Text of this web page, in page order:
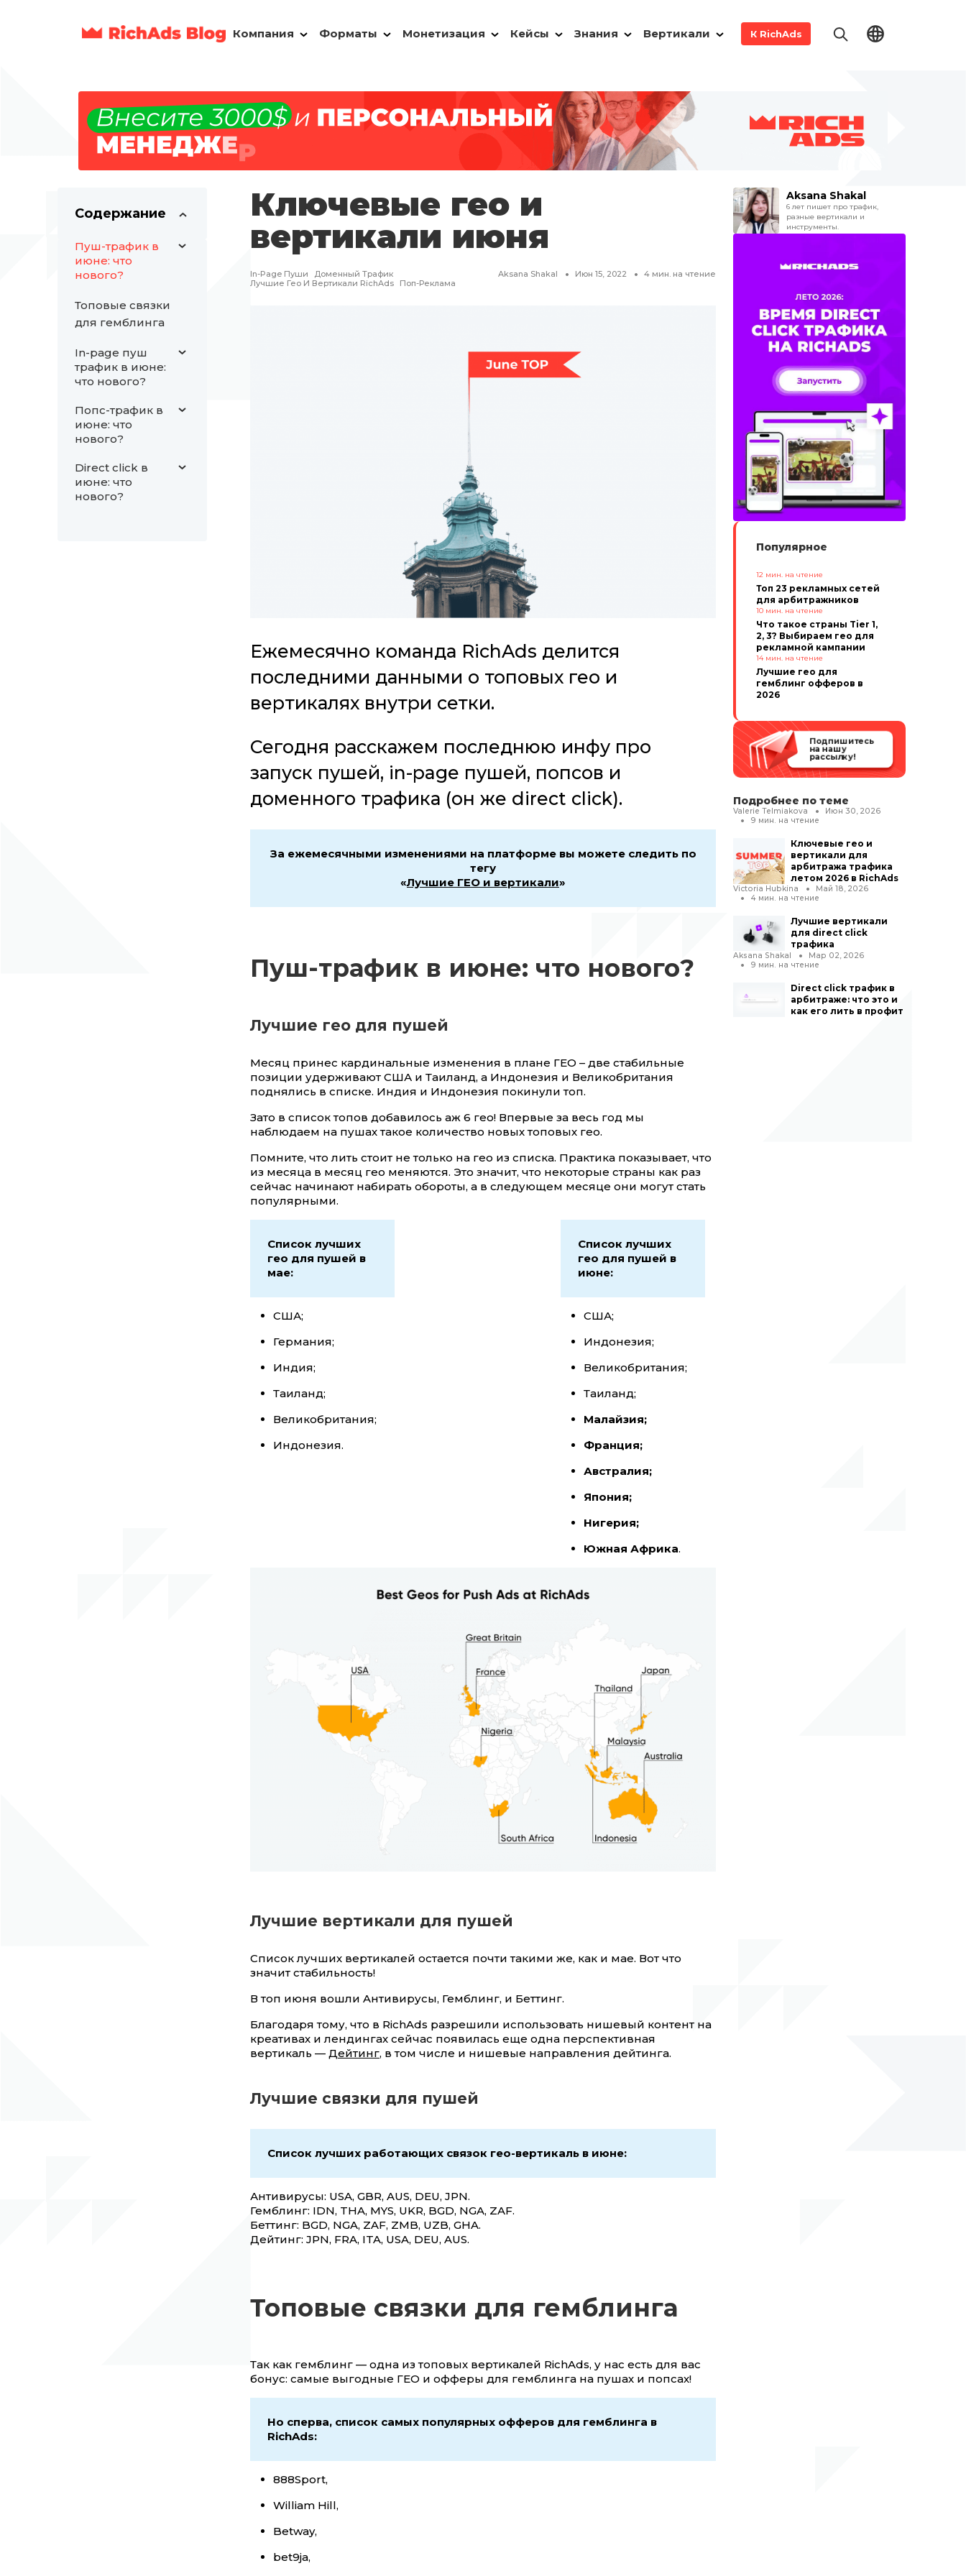
Компания Форматы Монетизация Кейсы Знания Вертикали К RichAds
Содержание
Пуш-трафик в
июне: что
нового?
Топовые связки
для гемблинга
In-page пуш
трафик в июне:
что нового?
Попс-трафик в
июне: что
нового?
Direct click в
июне: что
нового?
Ключевые гео и
вертикали июня
In-Page Пуши
Доменный Трафик
Лучшие Гео И Вертикали RichAds
Поп-Реклама
Aksana Shakal Июн 15, 2022 4 мин. на чтение
Ежемесячно команда RichAds делится
последними данными о топовых гео и
вертикалях внутри сетки.
Сегодня расскажем последнюю инфу про
запуск пушей, in-page пушей, попсов и
доменного трафика (он же direct click).
За ежемесячными изменениями на платформе вы можете следить по
тегу
«Лучшие ГЕО и вертикали»
Пуш-трафик в июне: что нового?
Лучшие гео для пушей
Месяц принес кардинальные изменения в плане ГЕО – две стабильные
позиции удерживают США и Таиланд, а Индонезия и Великобритания
поднялись в списке. Индия и Индонезия покинули топ.
Зато в список топов добавилось аж 6 гео! Впервые за весь год мы
наблюдаем на пушах такое количество новых топовых гео.
Помните, что лить стоит не только на гео из списка. Практика показывает, что
из месяца в месяц гео меняются. Это значит, что некоторые страны как раз
сейчас начинают набирать обороты, а в следующем месяце они могут стать
популярными.
Список лучших
гео для пушей в
мае:
США;
Германия;
Индия;
Таиланд;
Великобритания;
Индонезия.
Список лучших
гео для пушей в
июне:
США;
Индонезия;
Великобритания;
Таиланд;
Малайзия;
Франция;
Австралия;
Япония;
Нигерия;
Южная Африка.
Лучшие вертикали для пушей
Список лучших вертикалей остается почти такими же, как и мае. Вот что
значит стабильность!
В топ июня вошли Aнтивирусы, Гемблинг, и Беттинг.
Благодаря тому, что в RichAds разрешили использовать нишевый контент на
креативах и лендингах сейчас появилась еще одна перспективная
вертикаль — Дейтинг, в том числе и нишевые направления дейтинга.
Лучшие связки для пушей
Список лучших работающих связок гео-вертикаль в июне:
Антивирусы: USA, GBR, AUS, DEU, JPN.
Гемблинг: IDN, THA, MYS, UKR, BGD, NGA, ZAF.
Беттинг: BGD, NGA, ZAF, ZMB, UZB, GHA.
Дейтинг: JPN, FRA, ITA, USA, DEU, AUS.
Топовые связки для гемблинга
Так как гемблинг — одна из топовых вертикалей RichAds, у нас есть для вас
бонус: самые выгодные ГЕО и офферы для гемблинга на пушах и попсах!
Но сперва, список самых популярных офферов для гемблинга в
RichAds:
888Sport,
William Hill,
Betway,
bet9ja,
Aksana Shakal
6 лет пишет про трафик,
разные вертикали и
инструменты.
Популярное
12 мин. на чтение
Топ 23 рекламных сетей
для арбитражников
10 мин. на чтение
Что такое страны Tier 1,
2, 3? Выбираем гео для
рекламной кампании
14 мин. на чтение
Лучшие гео для
гемблинг офферов в
2026
Подпишитесь
на нашу
рассылку!
Подробнее по теме
Valerie Telmiakova
Июн 30, 2026
9 мин. на чтение
Ключевые гео и
вертикали для
арбитража трафика
летом 2026 в RichAds
Victoria Hubkina
Май 18, 2026
4 мин. на чтение
Лучшие вертикали
для direct click
трафика
Aksana Shakal
Мар 02, 2026
9 мин. на чтение
Direct click трафик в
арбитраже: что это и
как его лить в профит